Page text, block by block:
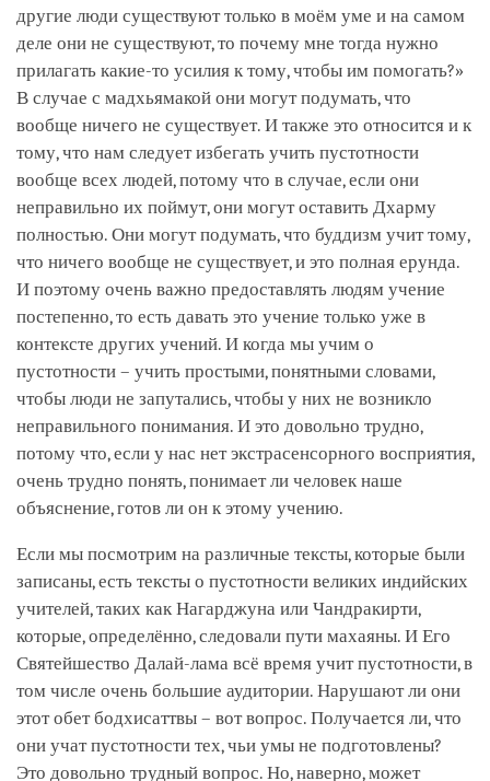
другие люди существуют только в моём уме и на самом
деле они не существуют, то почему мне тогда нужно
прилагать какие-то усилия к тому, чтобы им помогать?»
В случае с мадхьямакой они могут подумать, что
вообще ничего не существует. И также это относится и к
тому, что нам следует избегать учить пустотности
вообще всех людей, потому что в случае, если они
неправильно их поймут, они могут оставить Дхарму
полностью. Они могут подумать, что буддизм учит тому,
что ничего вообще не существует, и это полная ерунда.
И поэтому очень важно предоставлять людям учение
постепенно, то есть давать это учение только уже в
контексте других учений. И когда мы учим о
пустотности – учить простыми, понятными словами,
чтобы люди не запутались, чтобы у них не возникло
неправильного понимания. И это довольно трудно,
потому что, если у нас нет экстрасенсорного восприятия,
очень трудно понять, понимает ли человек наше
объяснение, готов ли он к этому учению.
Если мы посмотрим на различные тексты, которые были
записаны, есть тексты о пустотности великих индийских
учителей, таких как Нагарджуна или Чандракирти,
которые, определённо, следовали пути махаяны. И Его
Святейшество Далай-лама всё время учит пустотности, в
том числе очень большие аудитории. Нарушают ли они
этот обет бодхисаттвы – вот вопрос. Получается ли, что
они учат пустотности тех, чьи умы не подготовлены?
Это довольно трудный вопрос. Но, наверно, может